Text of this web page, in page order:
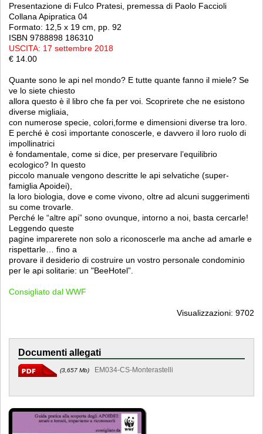
Presentazione di Fulco Pratesi, premessa di Paolo Faccioli
Collana Apipratica 04
Formato: 12,5 x 19 cm, pp. 92
ISBN 9788898 186310
USCITA: 17 settembre 2018
€ 14.00
Quante sono le api nel mondo? E tutte quante fanno il miele? Se
ve lo siete chiesto
allora questo è il libro che fa per voi. Scoprirete che ne esistono
diverse migliaia,
con numerose specie, colori,forme e dimensioni diverse tra loro.
E perché è così importante conoscerle, e davvero il loro ruolo di
impollinatrici
è fondamentale, come si dice, per preservare l’equilibrio
ecologico? In questo
piccolo manuale vengono descritte le api selvatiche (super-
famiglia Apoidei),
la loro biologia, dove e come vivono, oltre ad alcuni suggerimenti
su come trovarle.
Perché le “altre api” sono ovunque, intorno a noi, basta cercarle!
Leggendo queste
pagine imparerete non solo a riconoscerle ma anche ad amarle e
rispettarle… fino a
provare il desiderio di costruire un vostro personale condominio
per le api solitarie: un "BeeHotel”.
Consigliato dal WWF
Visualizzazioni: 9702
Documenti allegati
(3,657 Mb) EM034-CS-Monterastelli